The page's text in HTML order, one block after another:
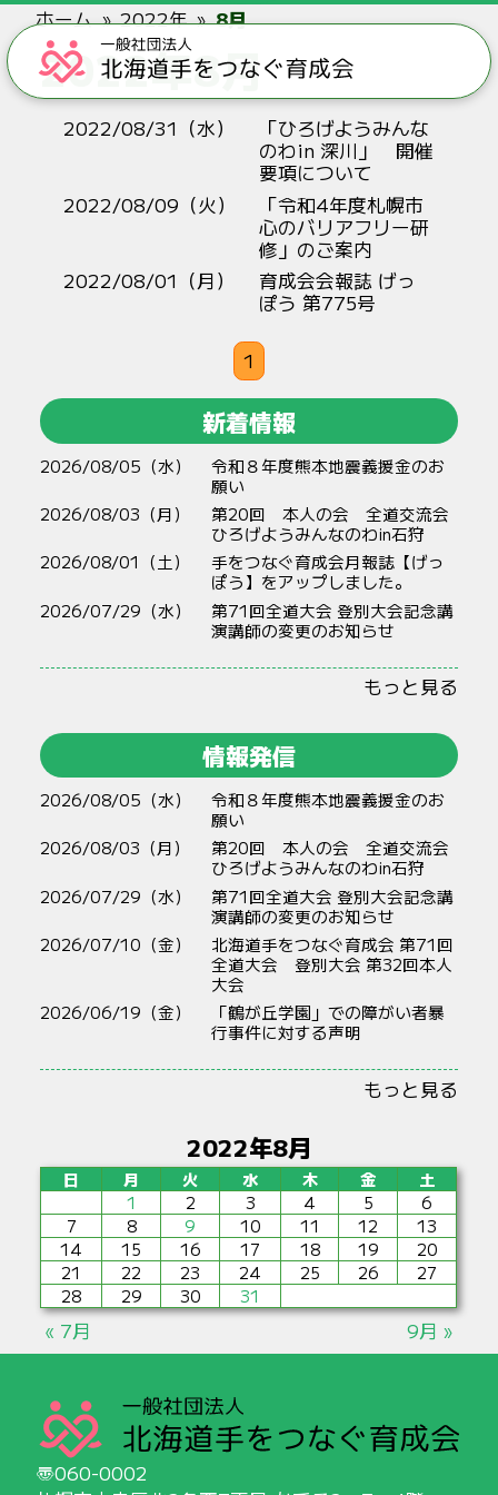
ホーム 2022年 8月
2022年8月
2022/08/31（水）
「ひろげようみんな
のわin 深川」 開催
要項について
2022/08/09（火）
「令和4年度札幌市
心のバリアフリー研
修」のご案内
2022/08/01（月）
育成会会報誌 げっ
ぽう 第775号
1
新着情報
2026/08/05（水）
令和８年度熊本地震義援金のお
願い
2026/08/03（月）
第20回 本人の会 全道交流会
ひろげようみんなのわin石狩
2026/08/01（土）
手をつなぐ育成会月報誌【げっ
ぽう】をアップしました。
2026/07/29（水）
第71回全道大会 登別大会記念講
演講師の変更のお知らせ
もっと見る
情報発信
2026/08/05（水）
令和８年度熊本地震義援金のお
願い
2026/08/03（月）
第20回 本人の会 全道交流会
ひろげようみんなのわin石狩
2026/07/29（水）
第71回全道大会 登別大会記念講
演講師の変更のお知らせ
2026/07/10（金）
北海道手をつなぐ育成会 第71回
全道大会 登別大会 第32回本人
大会
2026/06/19（金）
「鶴が丘学園」での障がい者暴
行事件に対する声明
もっと見る
2022年8月
日 月 火 水 木 金
土
1
2 3 4 5
6
7
8 9 10 11 12
13
14
15 16 17 18 19
20
21
22 23 24 25 26
27
28
29 30 31
« 7月 9月 »
060-0002